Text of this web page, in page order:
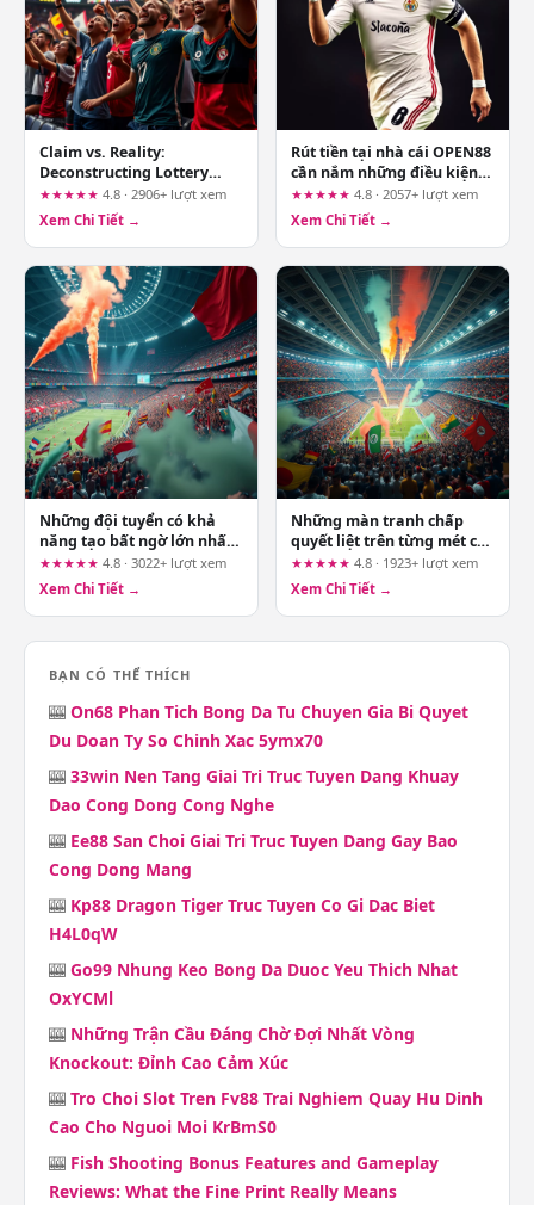
Claim vs. Reality:
Deconstructing Lottery
Insights from AD88 and
nahr-trading.com
★★★★★ 4.8 · 2906+ lượt xem
Xem Chi Tiết →
Rút tiền tại nhà cái OPEN88
cần nắm những điều kiện
nào trước
★★★★★ 4.8 · 2057+ lượt xem
Xem Chi Tiết →
Những đội tuyển có khả
năng tạo bất ngờ lớn nhất
WC 2026
★★★★★ 4.8 · 3022+ lượt xem
Xem Chi Tiết →
Những màn tranh chấp
quyết liệt trên từng mét cỏ
sân đấu
★★★★★ 4.8 · 1923+ lượt xem
Xem Chi Tiết →
BẠN CÓ THỂ THÍCH
🎰 On68 Phan Tich Bong Da Tu Chuyen Gia Bi Quyet
Du Doan Ty So Chinh Xac 5ymx70
🎰 33win Nen Tang Giai Tri Truc Tuyen Dang Khuay
Dao Cong Dong Cong Nghe
🎰 Ee88 San Choi Giai Tri Truc Tuyen Dang Gay Bao
Cong Dong Mang
🎰 Kp88 Dragon Tiger Truc Tuyen Co Gi Dac Biet
H4L0qW
🎰 Go99 Nhung Keo Bong Da Duoc Yeu Thich Nhat
OxYCMl
🎰 Những Trận Cầu Đáng Chờ Đợi Nhất Vòng
Knockout: Đỉnh Cao Cảm Xúc
🎰 Tro Choi Slot Tren Fv88 Trai Nghiem Quay Hu Dinh
Cao Cho Nguoi Moi KrBmS0
🎰 Fish Shooting Bonus Features and Gameplay
Reviews: What the Fine Print Really Means